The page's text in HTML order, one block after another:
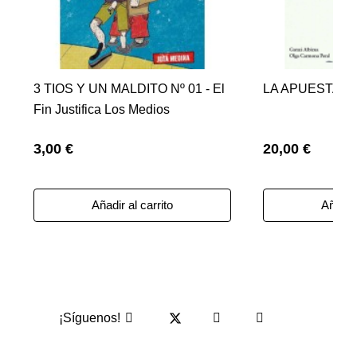
3 TIOS Y UN MALDITO Nº 01 - El
Fin Justifica Los Medios
3,00 €
Añadir al carrito
LA APUESTA
20,00 €
¡Síguenos!